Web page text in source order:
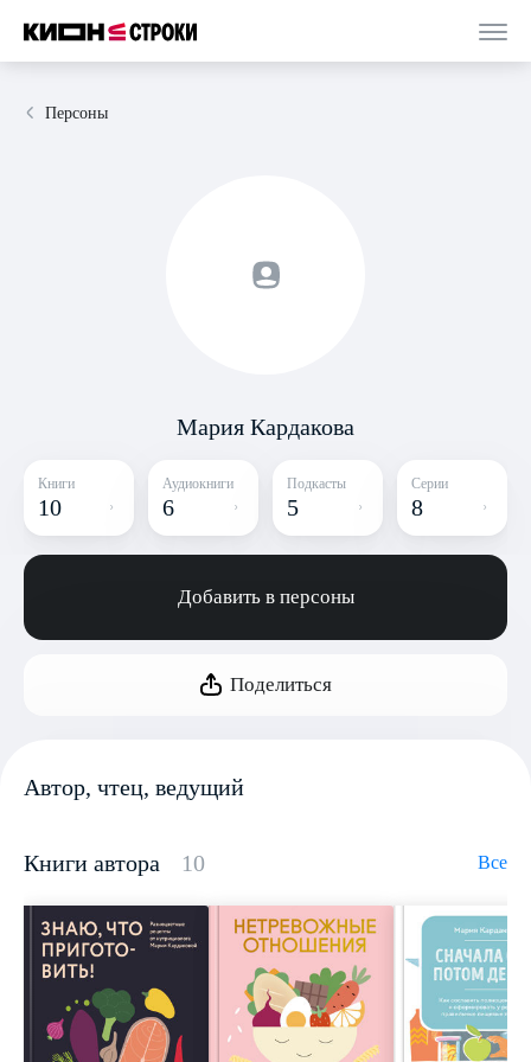
Персоны
Мария Кардакова
Книги
10
Аудиокниги
6
Подкасты
5
Серии
8
Добавить в персоны
Поделиться
Автор, чтец, ведущий
Книги автора 10 Все